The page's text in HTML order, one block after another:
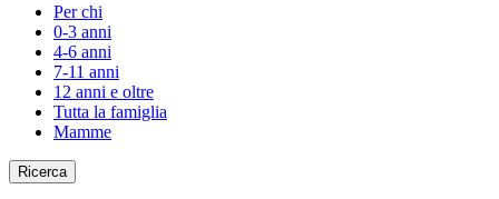
Per chi
0-3 anni
4-6 anni
7-11 anni
12 anni e oltre
Tutta la famiglia
Mamme
Ricerca